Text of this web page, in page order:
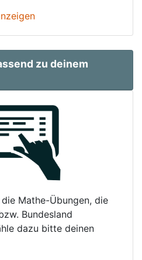
zu deinem
Mathe-Übungen, die
Bundesland
dazu bitte deinen